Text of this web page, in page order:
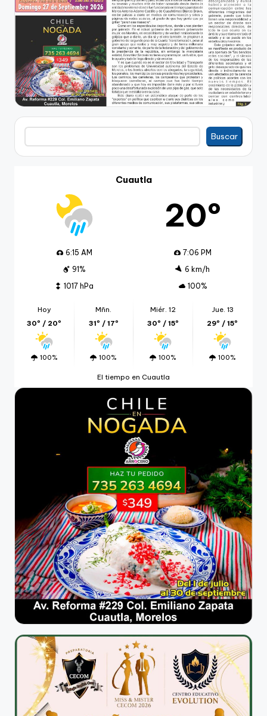
Buscar
Buscar
Cuautla
20º
6:15 AM
7:06 PM
91%
6 km/h
1017 hPa
100%
Hoy
30º / 20º
100%
Mñn.
31º / 17º
100%
Miér. 12
30º / 15º
100%
Jue. 13
29º / 15º
100%
El tiempo en Cuautla